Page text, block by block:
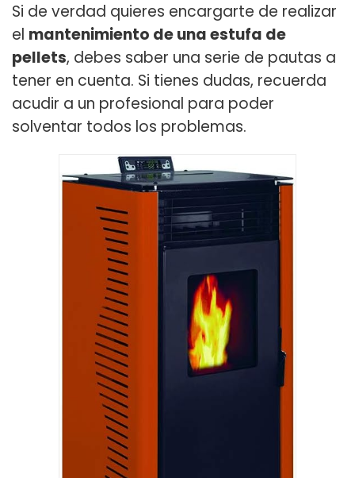
Si de verdad quieres encargarte de realizar
el mantenimiento de una estufa de
pellets, debes saber una serie de pautas a
tener en cuenta. Si tienes dudas, recuerda
acudir a un profesional para poder
solventar todos los problemas.